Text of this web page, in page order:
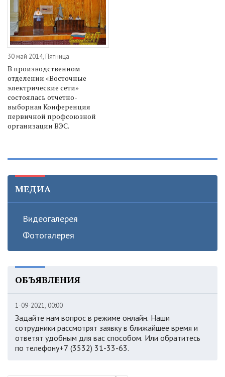
30 май 2014, Пятница
В производственном
отделении «Восточные
электрические сети»
состоялась отчетно-
выборная Конференция
первичной профсоюзной
организации ВЭС.
МЕДИА
Видеогалерея
Фотогалерея
ОБЪЯВЛЕНИЯ
1-09-2021, 00:00
Задайте нам вопрос в режиме онлайн. Наши
сотрудники рассмотрят заявку в ближайшее время и
ответят удобным для вас способом. Или обратитесь
по телефону+7 (3532) 31-33-63.